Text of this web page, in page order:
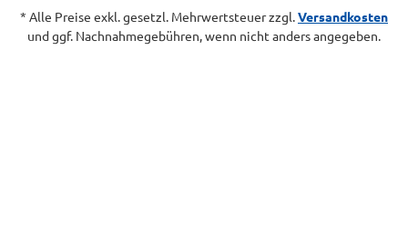
* Alle Preise exkl. gesetzl. Mehrwertsteuer zzgl.Versandkosten
und ggf. Nachnahmegebühren, wenn nicht anders angegeben.